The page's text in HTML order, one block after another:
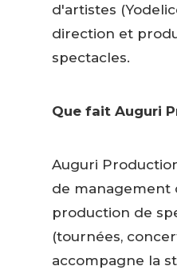
d'artistes
direction et
spectacles.
Que fait Auguri
Auguri
de management
production de
(tournées,
accompagne la